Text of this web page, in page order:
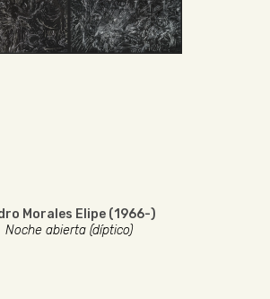
Morales Elipe (1966-)
Noche abierta (díptico)